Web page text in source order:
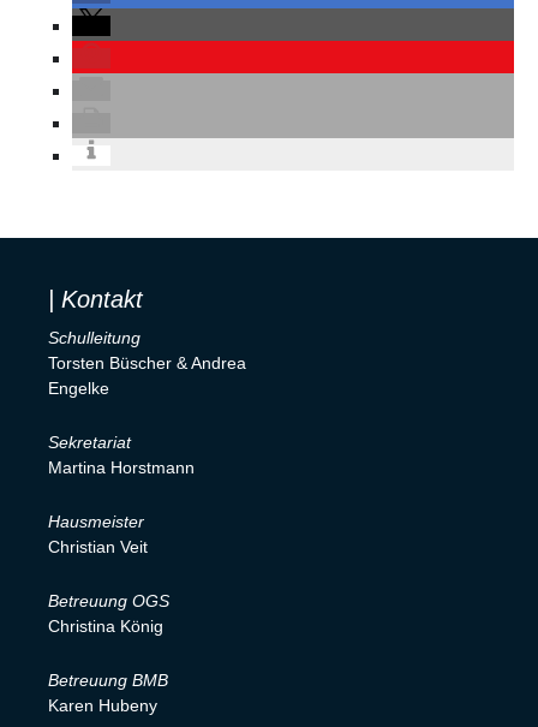
| Kontakt
Schulleitung
Torsten Büscher & Andrea
Engelke
Sekretariat
Martina Horstmann
Hausmeister
Christian Veit
Betreuung OGS
Christina König
Betreuung BMB
Karen Hubeny